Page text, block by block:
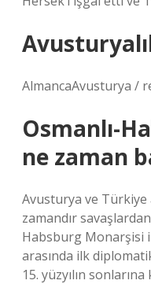
AlmancaAvusturya /
Osmanlı-
ne zaman
Avusturya ve Türkiye
zamandır
Habsburg Monarşisi
arasında ilk
15. yüzyılın